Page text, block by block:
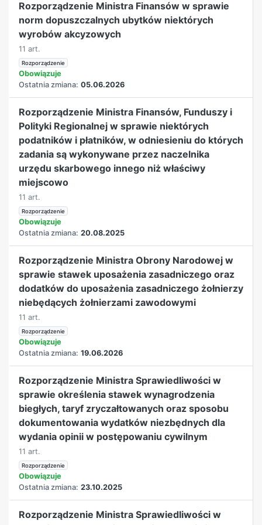
Rozporządzenie Ministra Finansów w sprawie
norm dopuszczalnych ubytków niektórych
wyrobów akcyzowych
11 art.
Rozporządzenie
Obowiązuje
Ostatnia zmiana: 05.06.2026
Rozporządzenie Ministra Finansów, Funduszy i
Polityki Regionalnej w sprawie niektórych
podatników i płatników, w odniesieniu do których
zadania są wykonywane przez naczelnika
urzędu skarbowego innego niż właściwy
miejscowo
11 art.
Rozporządzenie
Obowiązuje
Ostatnia zmiana: 20.08.2025
Rozporządzenie Ministra Obrony Narodowej w
sprawie stawek uposażenia zasadniczego oraz
dodatków do uposażenia zasadniczego żołnierzy
niebędących żołnierzami zawodowymi
11 art.
Rozporządzenie
Obowiązuje
Ostatnia zmiana: 19.06.2026
Rozporządzenie Ministra Sprawiedliwości w
sprawie określenia stawek wynagrodzenia
biegłych, taryf zryczałtowanych oraz sposobu
dokumentowania wydatków niezbędnych dla
wydania opinii w postępowaniu cywilnym
11 art.
Rozporządzenie
Obowiązuje
Ostatnia zmiana: 23.10.2025
Rozporządzenie Ministra Sprawiedliwości w